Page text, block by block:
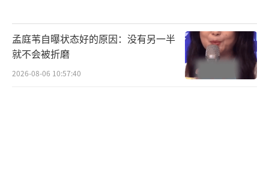
音乐表演熔于一炉，为翻浪家族成员提供了实
现自我价值的舞台，为观众呈现了一场场热烈
的音乐盛宴，也收获了湖南广播电视局内部简
孟庭苇自曝状态好的原因：没有另一半
就不会被折磨
2026-08-06 10:57:40